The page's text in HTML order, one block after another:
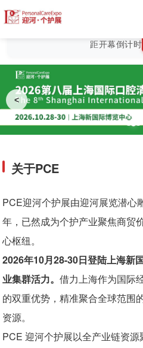
距开幕倒计时
展商入口
展会介绍
口腔用品展区
展商中心
申请参展
观众中心
加入社群
开品找货
交通指引
生态服务
环保展台搭建
广告合作
同期活动
往届同期活动
本届同期活动
新闻媒体
新闻资讯
合作媒体
照片直播
下载中心
联系我们
<
关于PCE
PCE迎河个护展由迎河展览潜心
年，已然成为个护产业聚焦商贸
心枢纽。
2026年10月28-30日登陆上海新
业集群活力。 借力上海作为国际
的双重优势，精准聚合全球范围
资源。
PCE 迎河个护展以全产业链资